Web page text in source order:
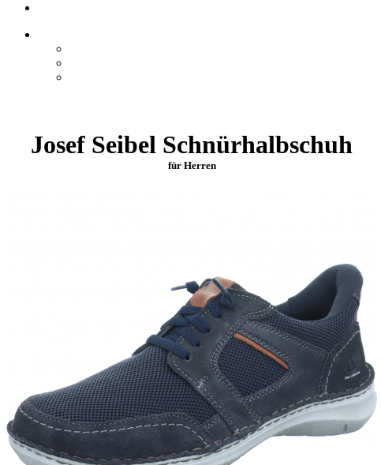
Josef Seibel Schnürhalbschuh
für Herren